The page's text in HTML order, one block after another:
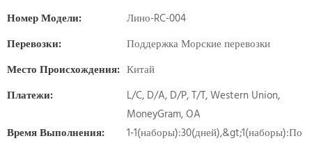
Номер Модели:
Лино-RC-004
Перевозки:
Поддержка Морские перевозки
Место Происхождения: Китай
Платежи:
L/C, D/A, D/P, T/T, Western Union,
MoneyGram, OA
Время Выполнения:
1-1(наборы):30(дней),&gt;1(наборы):По